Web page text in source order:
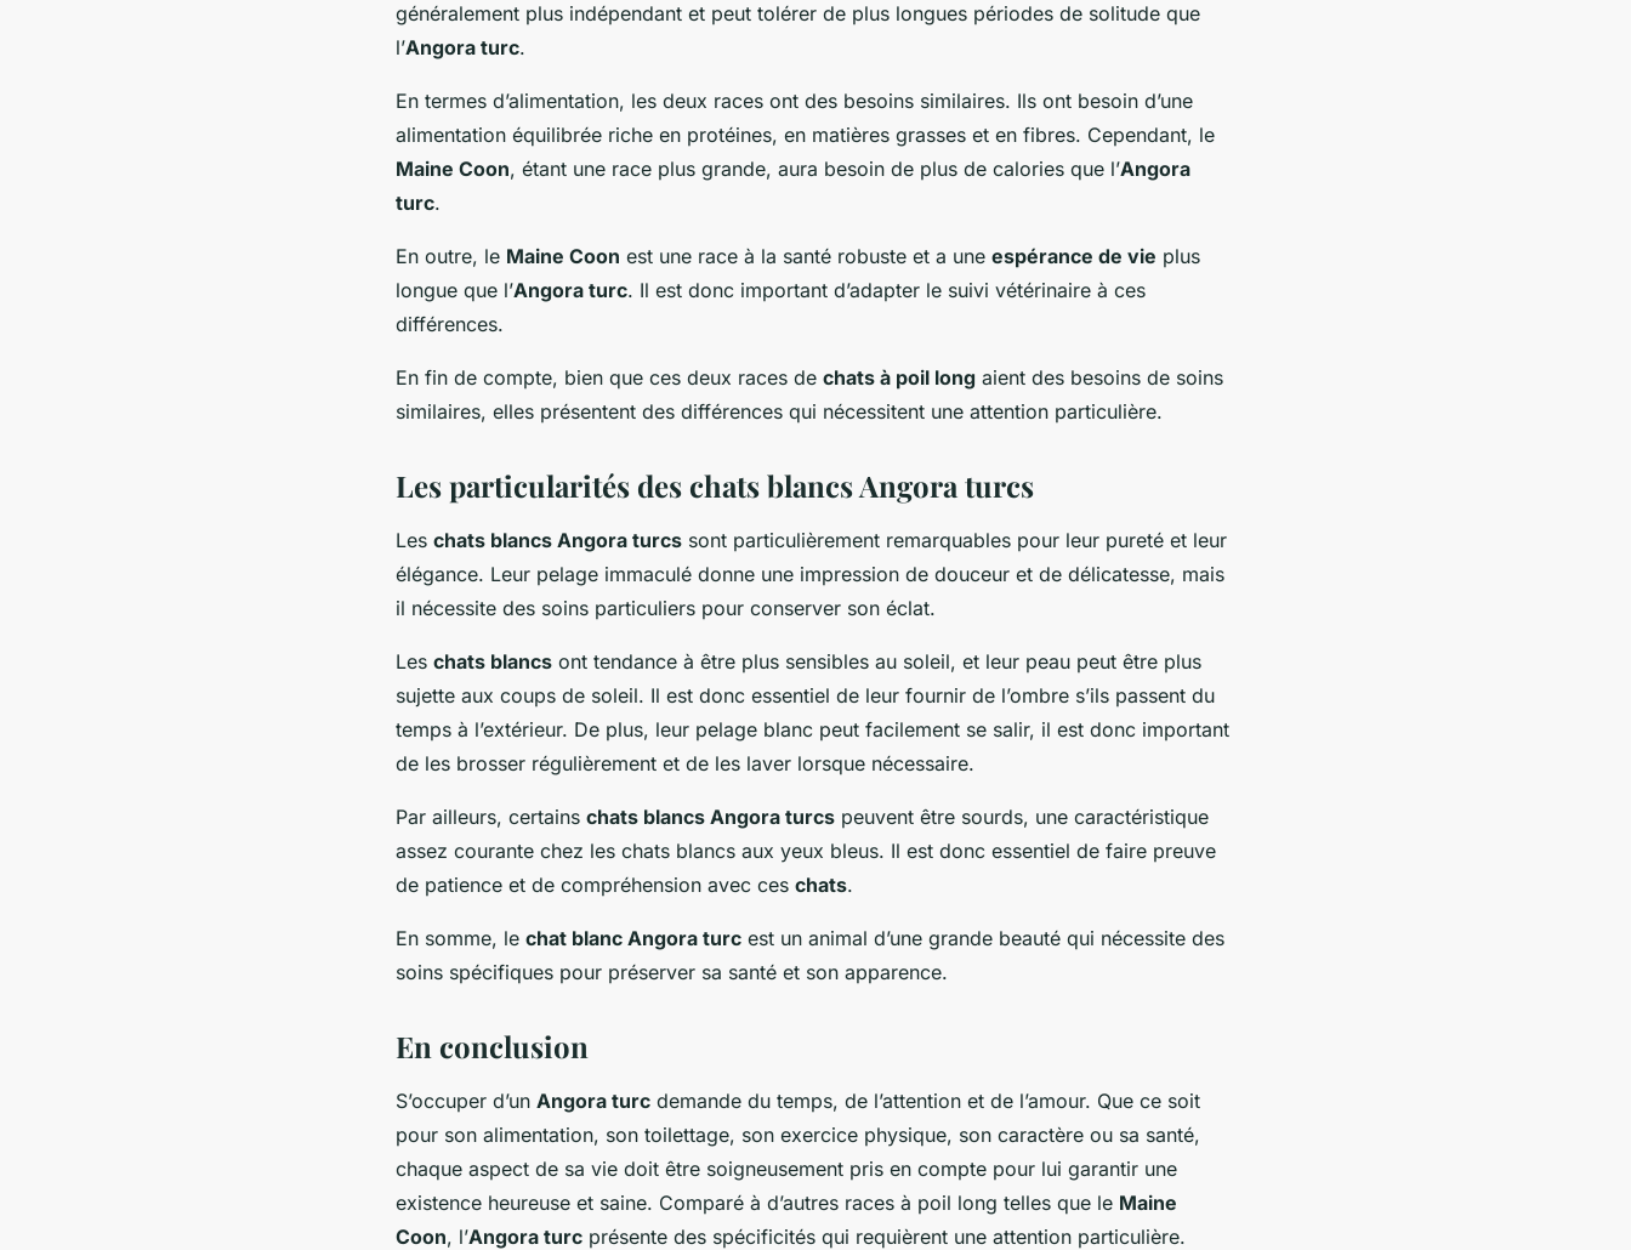
généralement plus indépendant et peut tolérer de plus longues périodes de solitude que
l’Angora turc.
En termes d’alimentation, les deux races ont des besoins similaires. Ils ont besoin d’une
alimentation équilibrée riche en protéines, en matières grasses et en fibres. Cependant, le
Maine Coon, étant une race plus grande, aura besoin de plus de calories que l’Angora
turc.
En outre, le Maine Coon est une race à la santé robuste et a une espérance de vie plus
longue que l’Angora turc. Il est donc important d’adapter le suivi vétérinaire à ces
différences.
En fin de compte, bien que ces deux races de chats à poil long aient des besoins de soins
similaires, elles présentent des différences qui nécessitent une attention particulière.
Les particularités des chats blancs Angora turcs
Les chats blancs Angora turcs sont particulièrement remarquables pour leur pureté et leur
élégance. Leur pelage immaculé donne une impression de douceur et de délicatesse, mais
il nécessite des soins particuliers pour conserver son éclat.
Les chats blancs ont tendance à être plus sensibles au soleil, et leur peau peut être plus
sujette aux coups de soleil. Il est donc essentiel de leur fournir de l’ombre s’ils passent du
temps à l’extérieur. De plus, leur pelage blanc peut facilement se salir, il est donc important
de les brosser régulièrement et de les laver lorsque nécessaire.
Par ailleurs, certains chats blancs Angora turcs peuvent être sourds, une caractéristique
assez courante chez les chats blancs aux yeux bleus. Il est donc essentiel de faire preuve
de patience et de compréhension avec ces chats.
En somme, le chat blanc Angora turc est un animal d’une grande beauté qui nécessite des
soins spécifiques pour préserver sa santé et son apparence.
En conclusion
S’occuper d’un Angora turc demande du temps, de l’attention et de l’amour. Que ce soit
pour son alimentation, son toilettage, son exercice physique, son caractère ou sa santé,
chaque aspect de sa vie doit être soigneusement pris en compte pour lui garantir une
existence heureuse et saine. Comparé à d’autres races à poil long telles que le Maine
Coon, l’Angora turc présente des spécificités qui requièrent une attention particulière.